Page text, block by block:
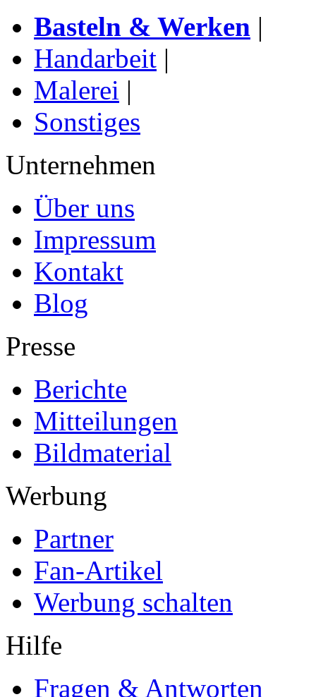
Basteln & Werken |
Handarbeit |
Malerei |
Sonstiges
Unternehmen
Über uns
Impressum
Kontakt
Blog
Presse
Berichte
Mitteilungen
Bildmaterial
Werbung
Partner
Fan-Artikel
Werbung schalten
Hilfe
Fragen & Antworten